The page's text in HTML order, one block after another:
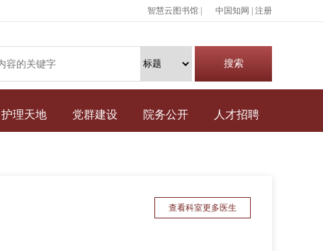
智慧云图书馆 | 中国知网 注册
护理天地 党群建设 院务公开 人才招聘
查看科室更多医生